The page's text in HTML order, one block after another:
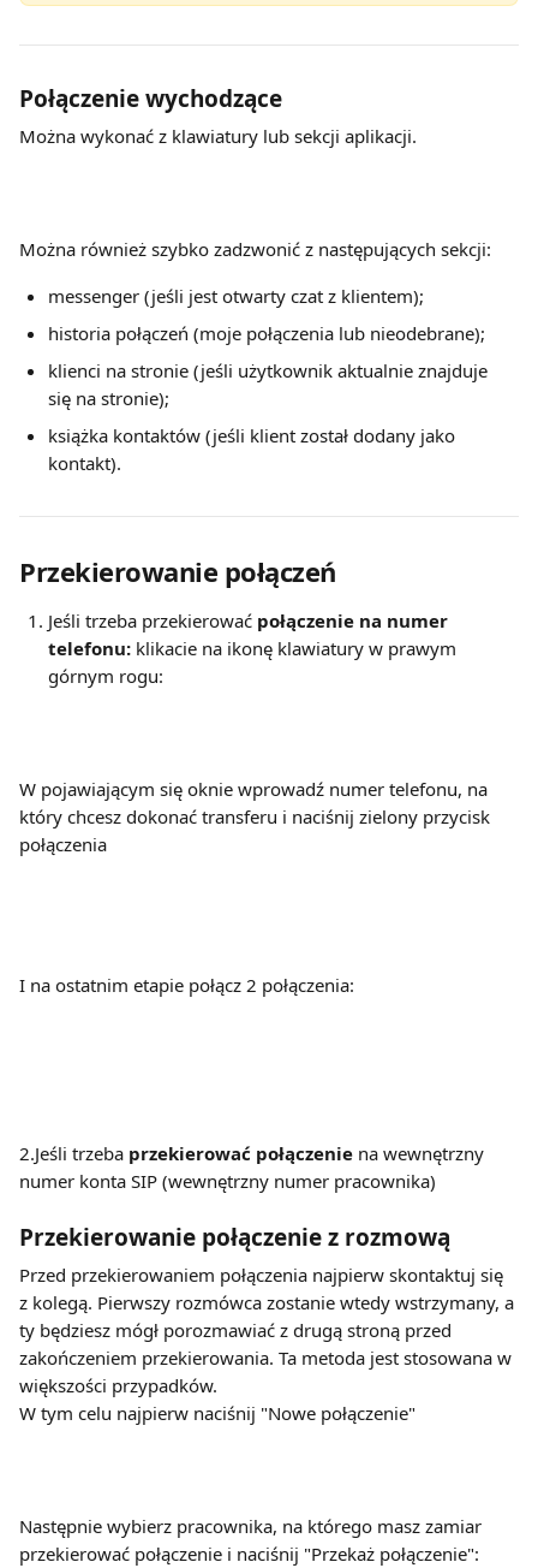
Połączenie wychodzące
Można wykonać z klawiatury lub sekcji aplikacji.
Można również szybko zadzwonić z następujących sekcji:
messenger (jeśli jest otwarty czat z klientem);
historia połączeń (moje połączenia lub nieodebrane);
klienci na stronie (jeśli użytkownik aktualnie znajduje
się na stronie);
książka kontaktów (jeśli klient został dodany jako
kontakt).
Przekierowanie połączeń
Jeśli trzeba przekierować połączenie na numer
telefonu: klikacie na ikonę klawiatury w prawym
górnym rogu:
W pojawiającym się oknie wprowadź numer telefonu, na
który chcesz dokonać transferu i naciśnij zielony przycisk
połączenia
I na ostatnim etapie połącz 2 połączenia:
2.Jeśli trzeba przekierować połączenie na wewnętrzny
numer konta SIP (wewnętrzny numer pracownika)
Przekierowanie połączenie z rozmową
Przed przekierowaniem połączenia najpierw skontaktuj się
z kolegą. Pierwszy rozmówca zostanie wtedy wstrzymany, a
ty będziesz mógł porozmawiać z drugą stroną przed
zakończeniem przekierowania. Ta metoda jest stosowana w
większości przypadków.
W tym celu najpierw naciśnij "Nowe połączenie"
Następnie wybierz pracownika, na którego masz zamiar
przekierować połączenie i naciśnij "Przekaż połączenie":